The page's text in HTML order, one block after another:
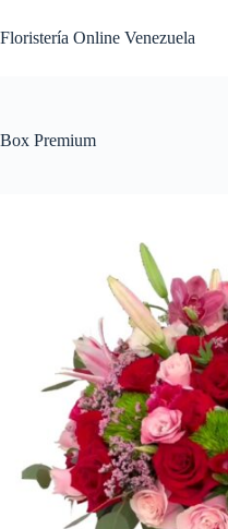
Floristería Online Venezuela
Box Premium